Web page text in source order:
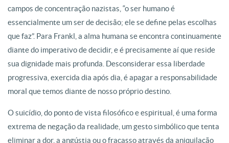
campos de concentração nazistas, “o ser humano é
essencialmente um ser de decisão; ele se define pelas escolhas
que faz”. Para Frankl, a alma humana se encontra continuamente
diante do imperativo de decidir, e é precisamente aí que reside
sua dignidade mais profunda. Desconsiderar essa liberdade
progressiva, exercida dia após dia, é apagar a responsabilidade
moral que temos diante de nosso próprio destino.
O suicídio, do ponto de vista filosófico e espiritual, é uma forma
extrema de negação da realidade, um gesto simbólico que tenta
eliminar a dor, a angústia ou o fracasso através da aniquilação